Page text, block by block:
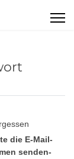
die E-Mail-
senden-